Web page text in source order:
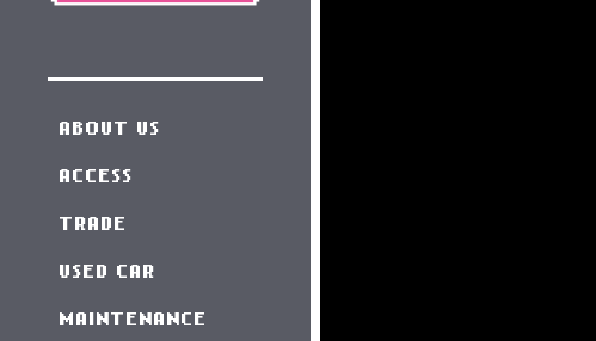
ABOUT US
ACCESS
TRADE
USED CAR
MAINTENANCE